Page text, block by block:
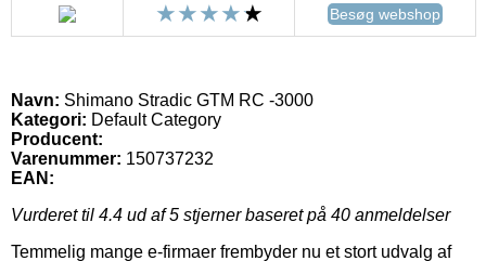
Besøg webshop
Navn: Shimano Stradic GTM RC -3000
Kategori: Default Category
Producent:
Varenummer: 150737232
EAN:
Vurderet til 4.4 ud af 5 stjerner baseret på 40 anmeldelser
Temmelig mange e-firmaer frembyder nu et stort udvalg af